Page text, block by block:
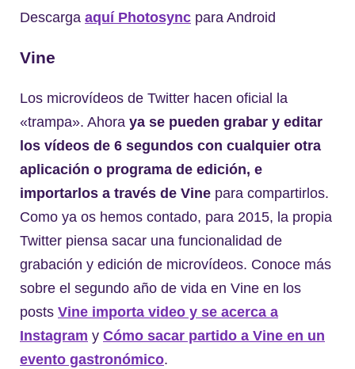
Descarga aquí Photosync para Android
Vine
Los microvídeos de Twitter hacen oficial la
«trampa». Ahora ya se pueden grabar y editar
los vídeos de 6 segundos con cualquier otra
aplicación o programa de edición, e
importarlos a través de Vine para compartirlos.
Como ya os hemos contado, para 2015, la propia
Twitter piensa sacar una funcionalidad de
grabación y edición de microvídeos. Conoce más
sobre el segundo año de vida en Vine en los
posts Vine importa video y se acerca a
Instagram y Cómo sacar partido a Vine en un
evento gastronómico.